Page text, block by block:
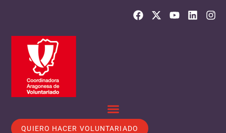
QUIERO HACER VOLUNTARIADO